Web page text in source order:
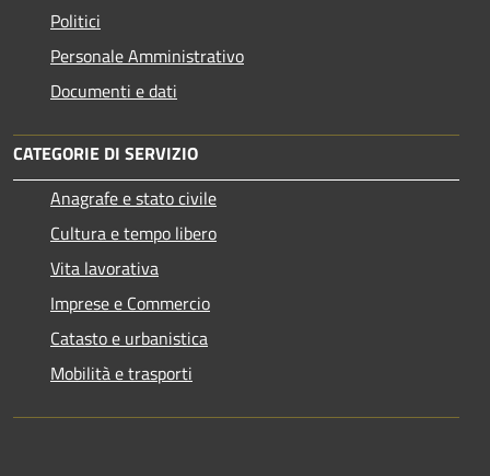
Politici
Personale Amministrativo
Documenti e dati
CATEGORIE DI SERVIZIO
Anagrafe e stato civile
Cultura e tempo libero
Vita lavorativa
Imprese e Commercio
Catasto e urbanistica
Mobilità e trasporti